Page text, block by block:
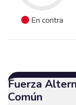
En contra
Fuerza
Común